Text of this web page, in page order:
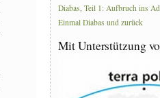
Diabas, Teil 1: Aufbruch ins
Einmal Diabas und zurück
Mit Unterstützung